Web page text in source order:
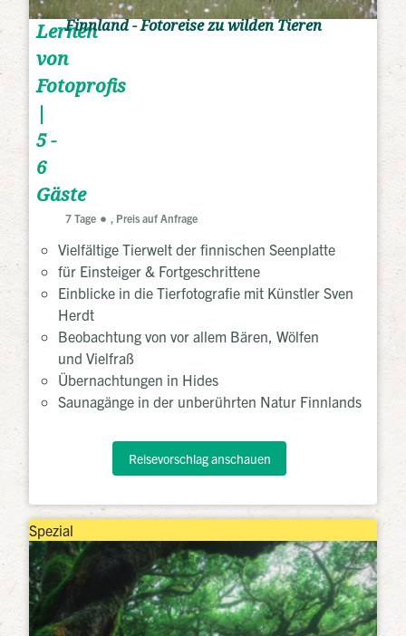
Lernen
von
Fotoprofis
|
5 -
6
Gäste
Finnland - Fotoreise zu wilden Tieren
7 Tage , Preis auf Anfrage
Vielfältige Tierwelt der finnischen Seenplatte
für Einsteiger & Fortgeschrittene
Einblicke in die Tierfotografie mit Künstler Sven
Herdt
Beobachtung von vor allem Bären, Wölfen
und Vielfraß
Übernachtungen in Hides
Saunagänge in der unberührten Natur Finnlands
Reisevorschlag anschauen
Spezial